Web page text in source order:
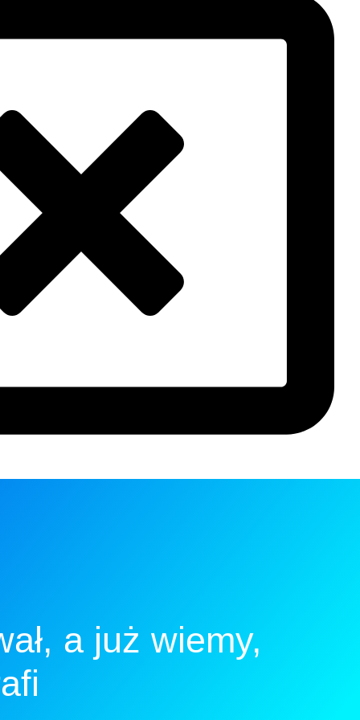
a już wiemy,